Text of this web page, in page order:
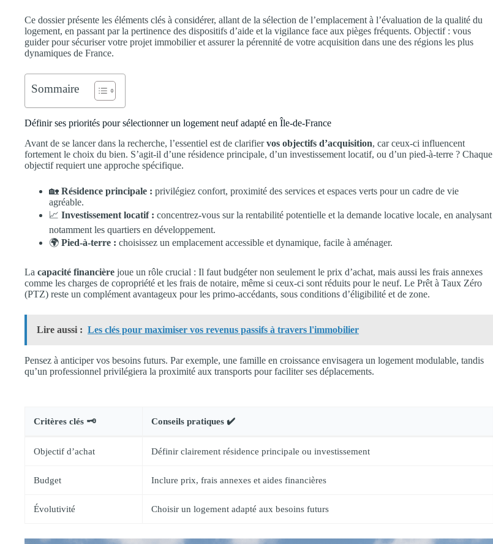
Ce dossier présente les éléments clés à considérer, allant de la sélection de l’emplacement à l’évaluation de la qualité du
logement, en passant par la pertinence des dispositifs d’aide et la vigilance face aux pièges fréquents. Objectif : vous
guider pour sécuriser votre projet immobilier et assurer la pérennité de votre acquisition dans une des régions les plus
dynamiques de France.
Sommaire
Définir ses priorités pour sélectionner un logement neuf adapté en Île-de-France
Avant de se lancer dans la recherche, l’essentiel est de clarifiervos objectifs d’acquisition, car ceux-ci influencent
fortement le choix du bien. S’agit-il d’une résidence principale, d’un investissement locatif, ou d’un pied-à-terre ? Chaque
objectif requiert une approche spécifique.
🏡 Résidence principale : privilégiez confort, proximité des services et espaces verts pour un cadre de vie
agréable.
📈 Investissement locatif : concentrez-vous sur la rentabilité potentielle et la demande locative locale, en analysant
notamment les quartiers en développement.
🌍 Pied-à-terre : choisissez un emplacement accessible et dynamique, facile à aménager.
La capacité financière joue un rôle crucial : Il faut budgéter non seulement le prix d’achat, mais aussi les frais annexes
comme les charges de copropriété et les frais de notaire, même si ceux-ci sont réduits pour le neuf. Le Prêt à Taux Zéro
(PTZ) reste un complément avantageux pour les primo-accédants, sous conditions d’éligibilité et de zone.
Lire aussi : Les clés pour maximiser vos revenus passifs à travers l'immobilier
Pensez à anticiper vos besoins futurs. Par exemple, une famille en croissance envisagera un logement modulable, tandis
qu’un professionnel privilégiera la proximité aux transports pour faciliter ses déplacements.
Critères clés 🗝️ Conseils pratiques ✔️
Objectif d’achat Définir clairement résidence principale ou investissement
Budget Inclure prix, frais annexes et aides financières
Évolutivité Choisir un logement adapté aux besoins futurs